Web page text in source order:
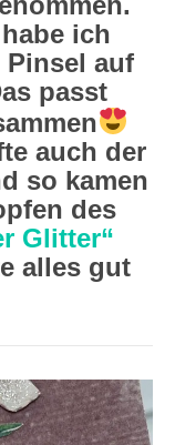
ich
auf
passt
auch der
so kamen
des
Glitter“
alles gut